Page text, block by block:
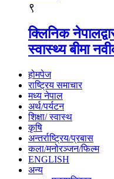
९
क्लिनिक
स्वास्थ्य बीमा
होमपेज
राष्ट्रिय समाचार
मध्य नेपाल
अर्थ/पर्यटन
शिक्षा/ स्वास्थ
कृषि
अन्तर्राष्ट्रिय/प्रबास
कला/मनोरञ्जन/फिल्म
ENGLISH
अन्य